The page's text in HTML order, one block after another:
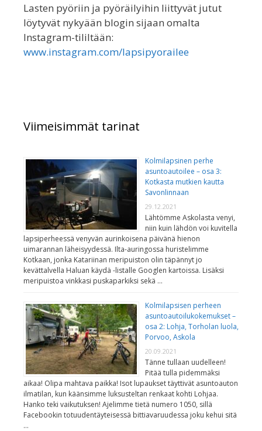
Lasten pyöriin ja pyöräilyihin liittyvät jutut
löytyvät nykyään blogin sijaan omalta
Instagram-tililtään:
www.instagram.com/lapsipyorailee
Viimeisimmät tarinat
Kolmilapsinen perhe
asuntoautoilee – osa 3:
Kotkasta mutkien kautta
Savonlinnaan
29.12.2021
Lähtömme Askolasta venyi,
niin kuin lähdön voi kuvitella
lapsiperheessä venyvän aurinkoisena päivänä hienon
uimarannan läheisyydessä. Ilta-auringossa huristelimme
Kotkaan, jonka Katariinan meripuiston olin täpännyt jo
kevättalvella Haluan käydä -listalle Googlen kartoissa. Lisäksi
meripuistoa vinkkasi puskaparkiksi sekä …
Kolmilapsisen perheen
asuntoautoilukokemukset –
osa 2: Lohja, Torholan luola,
Porvoo, Askola
20.09.2021
Tänne tullaan uudelleen!
Pitää tulla pidemmäksi
aikaa! Olipa mahtava paikka! Isot lupaukset täyttivät asuntoauton
ilmatilan, kun käänsimme luksusteltan renkaat kohti Lohjaa.
Hanko teki vaikutuksen! Ajelimme tietä numero 1050, sillä
Facebookin totuudentäyteisessä bittiavaruudessa joku kehui sitä
…